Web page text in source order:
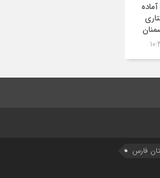
۲۰۵ هکتاری
فارس